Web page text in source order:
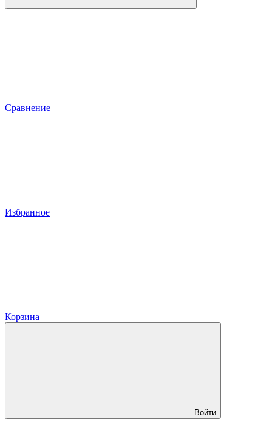
Сравнение
Избранное
Корзина
Войти